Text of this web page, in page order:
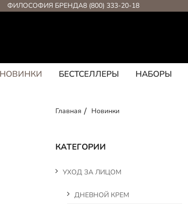
ФИЛОСОФИЯ БРЕНДА8 (800) 333-20-18
БЕСТСЕЛЛЕРЫ НАБОРЫ
Главная Новинки
КАТЕГОРИИ
УХОД ЗА ЛИЦОМ
ДНЕВНОЙ КРЕМ